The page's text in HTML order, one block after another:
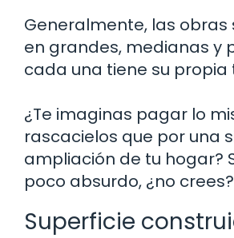
Generalmente, las obras
en grandes, medianas y
cada una tiene su propia
¿Te imaginas pagar lo
rascacielos que por una
ampliación de tu hogar?
poco absurdo, ¿no crees?
Superficie